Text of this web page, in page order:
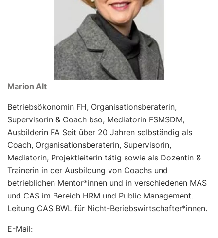
Marion Alt
Betriebsökonomin FH, Organisationsberaterin,
Supervisorin & Coach bso, Mediatorin FSMSDM,
Ausbilderin FA Seit über 20 Jahren selbständig als
Coach, Organisationsberaterin, Supervisorin,
Mediatorin, Projektleiterin tätig sowie als Dozentin &
Trainerin in der Ausbildung von Coachs und
betrieblichen Mentor*innen und in verschiedenen MAS
und CAS im Bereich HRM und Public Management.
Leitung CAS BWL für Nicht-Beriebswirtschafter*innen.
E-Mail: